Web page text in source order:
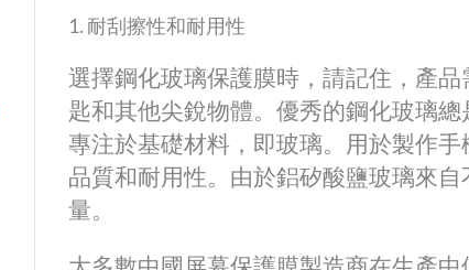
1. 耐刮擦性和耐用性
選擇鋼化玻璃保護膜時，請記住，產
匙和其他尖銳物體。優秀的鋼化玻璃
專注於基礎材料，即玻璃。用於製作
品質和耐用性。由於鋁矽酸鹽玻璃來
量。